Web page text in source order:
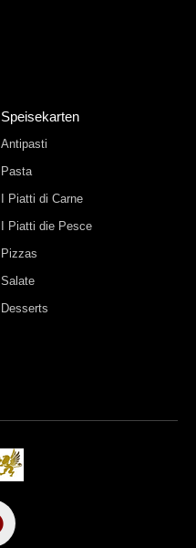
Speisekarten
Antipasti
Pasta
I Piatti di Carne
I Piatti die Pesce
Pizzas
Salate
Desserts